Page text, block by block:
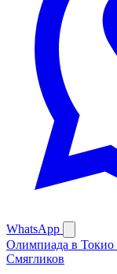
WhatsApp
Олимпиада в Токио
Смягликов